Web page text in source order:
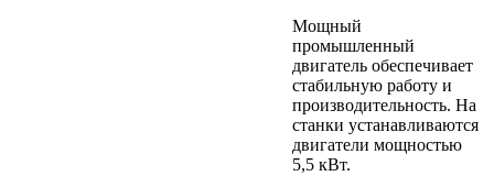
Мощный
промышленный
двигатель обеспечивает
стабильную работу и
производительность. На
станки устанавливаются
двигатели мощностью
5,5 кВт.